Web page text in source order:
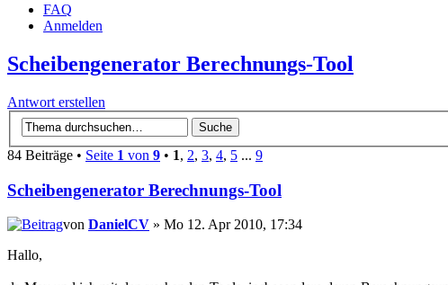
FAQ
Anmelden
Scheibengenerator Berechnungs-Tool
Antwort erstellen
84 Beiträge • Seite 1 von 9 • 1, 2, 3, 4, 5 ... 9
Scheibengenerator Berechnungs-Tool
von DanielCV » Mo 12. Apr 2010, 17:34
Hallo,